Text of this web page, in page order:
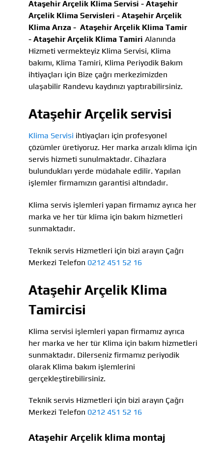
Ataşehir Arçelik Klima Servisi - Ataşehir
Arçelik Klima Servisleri - Ataşehir Arçelik
Klima Arıza - Ataşehir Arçelik Klima Tamir
- Ataşehir Arçelik Klima Tamiri Alanında
Hizmeti vermekteyiz Klima Servisi, Klima
bakımı, Klima Tamiri, Klima Periyodik Bakım
ihtiyaçları için Bize çağrı merkezimizden
ulaşabilir Randevu kaydınızı yaptırabilirsiniz.
Ataşehir Arçelik servisi
Klima Servisi ihtiyaçları için profesyonel
çözümler üretiyoruz. Her marka arızalı klima için
servis hizmeti sunulmaktadır. Cihazlara
bulundukları yerde müdahale edilir. Yapılan
işlemler firmamızın garantisi altındadır.
Klima servis işlemleri yapan firmamız ayrıca her
marka ve her tür klima için bakım hizmetleri
sunmaktadır.
Teknik servis Hizmetleri için bizi arayın Çağrı
Merkezi Telefon 0212 451 52 16
Ataşehir Arçelik Klima
Tamircisi
Klima servisi işlemleri yapan firmamız ayrıca
her marka ve her tür Klima için bakım hizmetleri
sunmaktadır. Dilerseniz firmamız periyodik
olarak Klima bakım işlemlerini
gerçekleştirebilirsiniz.
Teknik servis Hizmetleri için bizi arayın Çağrı
Merkezi Telefon 0212 451 52 16
Ataşehir Arçelik klima montaj